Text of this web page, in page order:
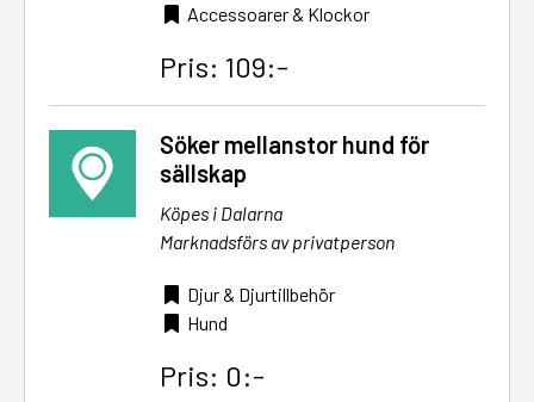
Accessoarer & Klockor
Pris: 109:-
Söker mellanstor hund för
sällskap
Köpes i Dalarna
Marknadsförs av privatperson
Djur & Djurtillbehör
Hund
Pris: 0:-